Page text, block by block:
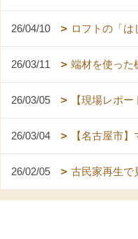
26/04/10 ロフトの「
26/03/11 端材を使った
26/03/05 【現場レポ
26/03/04 【名古屋市
26/02/05 古民家再生で